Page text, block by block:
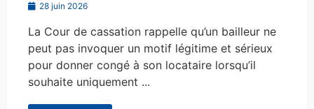
28 juin 2026
La Cour de cassation rappelle qu’un bailleur ne
peut pas invoquer un motif légitime et sérieux
pour donner congé à son locataire lorsqu’il
souhaite uniquement ...